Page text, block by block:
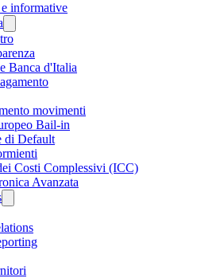
informative
Banca d'Italia
movimenti
Bail-in
di Default
Costi Complessivi (ICC)
Avanzata